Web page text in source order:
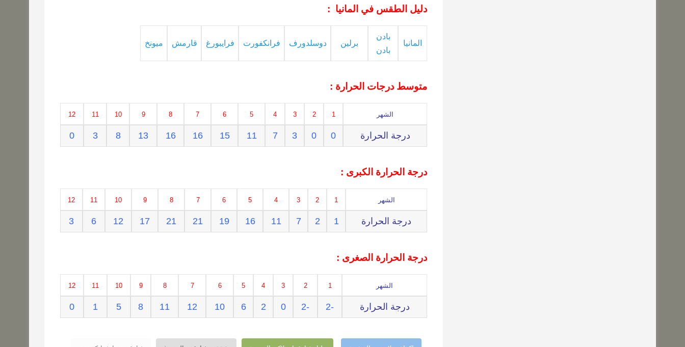
دليل الطقس في المانيا :
المانيا
بادن
بادن
برلين دوسلدورف فرانكفورت فرايبورغ قارمش ميونخ
متوسط درجات الحرارة :
الشهر 1
2
3
4
5
6
7
8
9
10
11
12
درجة الحرارة 0
0
3
7
11
15
16
16
13
8
3
0
درجة الحرارة الكبرى :
الشهر 1
2
3
4
5
6
7
8
9
10
11
12
درجة الحرارة 1
2
7
11
16
19
21
21
17
12
6
3
درجة الحرارة الصغرى :
الشهر 1
2
3
4
5
6
7
8
9
10
11
12
درجة الحرارة -2
-2
0
2
6
10
12
11
8
5
1
0